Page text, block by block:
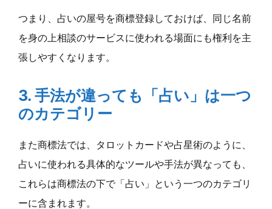
つまり、占いの屋号を商標登録しておけば、同じ名前
を身の上相談のサービスに使われる場面にも権利を主
張しやすくなります。
3. 手法が違っても「占い」は一つ
のカテゴリー
また商標法では、タロットカードや占星術のように、
占いに使われる具体的なツールや手法が異なっても、
これらは商標法の下で「占い」という一つのカテゴリ
ーに含まれます。